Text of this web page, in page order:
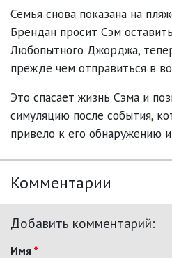
Семья снова показана на
Брендан просит Сэм
Любопытного Джорджа,
прежде чем отправиться в
Это спасает жизнь Сэма и
симуляцию после события,
привело к его обнаружению
Комментарии
Добавить комментарий:
Имя *